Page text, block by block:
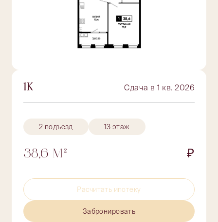
1К Сдача в 1 кв. 2026
2 подъезд 13 этаж
38,6 М² ₽
Расчитать ипотеку
Забронировать